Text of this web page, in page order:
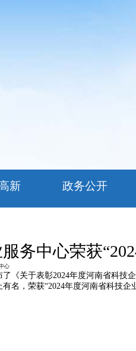
新 政务公开
务中心荣获
心
关于表彰2024年度河南省科技
，荣获“2024年度河南省科技企